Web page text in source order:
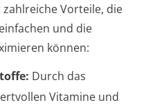
Vorteile, die
und die
können:
Durch das
Vitamine und